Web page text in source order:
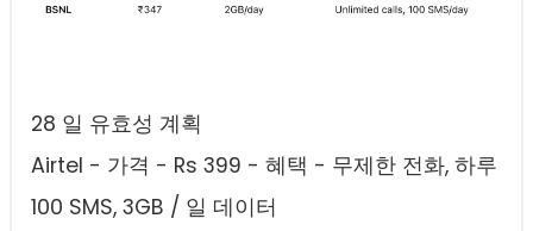
28 일 유효성 계획
Airtel - 가격 - Rs 399 - 혜택 - 무제한 전화, 하루
100 SMS, 3GB / 일 데이터